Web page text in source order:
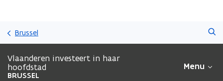
inhoud
Brussel
Vlaanderen investeert in haar
hoofdstad
BRUSSEL
Menu